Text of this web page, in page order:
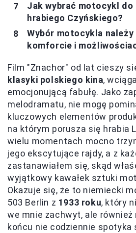
Jak wybrać motocykl
hrabiego Czyńskiego?
Wybór motocykla należy
komforcie i
Film "Znachor" od lat cieszy
klasyki polskiego kina,
emocjonującą fabułę. Jako
melodramatu, nie mogę
kluczowych elementów
na którym porusza się hrabia
wielu momentach mocno
jego ekscytujące rajdy, a z
zastanawiałem się, skąd
wyjątkowy kawałek sztuki
Okazuje się, że to niemiecki
503 Berlin z 1933 roku, który
we mnie zachwyt, ale również
końcu nie codziennie spotyka